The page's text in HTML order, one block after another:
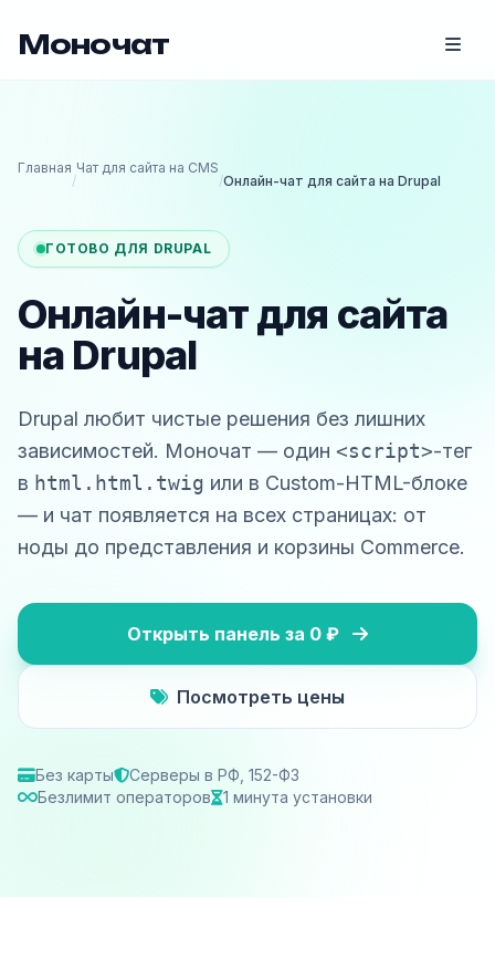
Моночат
Главная
/
Чат для сайта на CMS
/Онлайн-чат для сайта на Drupal
ГОТОВО ДЛЯ DRUPAL
Онлайн-чат для сайта
на Drupal
Drupal любит чистые решения без лишних
зависимостей. Моночат — один <script>-тег
в html.html.twig или в Custom-HTML-блоке
— и чат появляется на всех страницах: от
ноды до представления и корзины Commerce.
Открыть панель за 0 ₽
Посмотреть цены
Без карты
Серверы в РФ, 152-ФЗ
Безлимит операторов
1 минута установки